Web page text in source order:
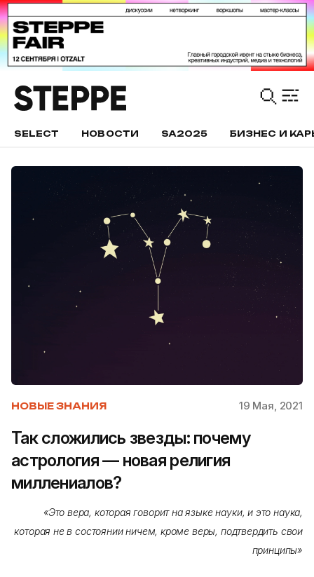
SELECT НОВОСТИ SA2025 БИЗНЕС И
НОВЫЕ ЗНАНИЯ 19 Мая, 2021
Так сложились звезды: почему
астрология — новая религия
миллениалов?
«Это вера, которая говорит на языке науки, и это наука,
которая не в состоянии ничем, кроме веры, подтвердить свои
принципы»